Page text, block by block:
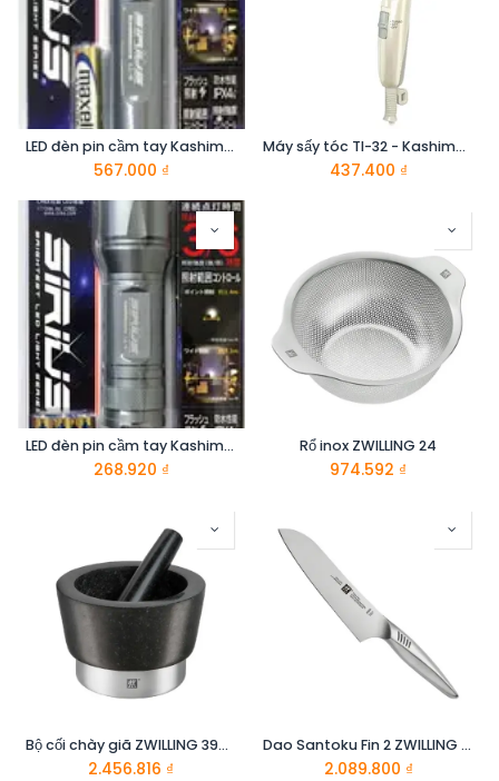
LED đèn pin cầm tay Kashimura LL-5 - Kashimura
567.000 ₫
Máy sấy tóc TI-32 - Kashimura
437.400 ₫
LED đèn pin cầm tay Kashimura LL-4 - Kashimura
268.920 ₫
Rổ inox ZWILLING 24
974.592 ₫
Bộ cối chày giã ZWILLING 39500-024
2.456.816 ₫
Dao Santoku Fin 2 ZWILLING 30917-181
2.089.800 ₫